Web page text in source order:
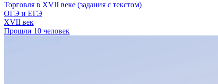
Торговля в XVII веке (задания с текстом)
ОГЭ и ЕГЭ
XVII век
Прошли 10 человек